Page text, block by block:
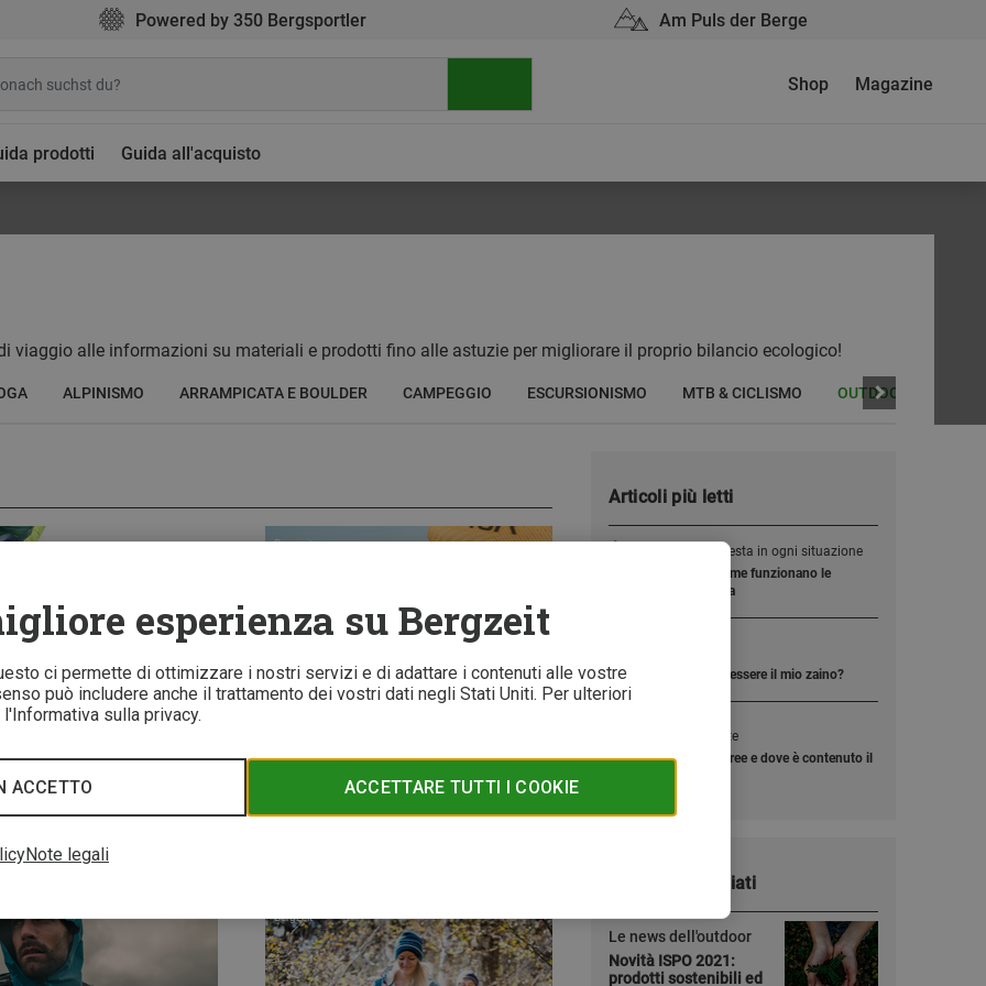
esperienza su Bergzeit
ci permette di ottimizzare i nostri servizi e di adattare i contenuti alle vostre
può includere anche il trattamento dei vostri dati negli Stati Uniti. Per ulteriori
sulla privacy.
ACCETTARE TUTTI I COOKIE
ACCETTO
Note legali
Powered by 350 Bergsportler Am Puls der Berge
prodotti Guida all'acquisto
Shop Magazine
viaggio alle informazioni su materiali e prodotti fino alle astuzie per migliorare il proprio bilancio ecologico!
ALPINISMO ARRAMPICATA E BOULDER CAMPEGGIO ESCURSIONISMO MTB & CICLISMO OUTDOOR BASICS
di sostanze nocive
e la “Fiducia nel tessile”: cosa
Senza plastificante
Cosa significa BPA-free e dove è
contenuto il BPA?
Bergzeit
Bergzeit
Articoli più letti
1
Protezione della testa in ogni situazione
Tecnologia MIPS: come funzionano le
protezioni per la testa
Quanto grande deve essere il mio zaino?
Senza plastificante
Cosa significa BPA-free e dove è contenuto il
Articoli consigliati
Le news dell'outdoor
Novità ISPO 2021:
prodotti sostenibili ed